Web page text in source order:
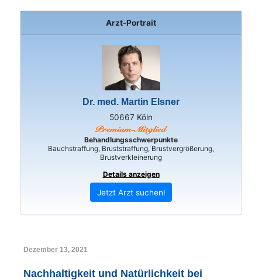
Arzt-Portrait
Dr. med. Martin Elsner
50667 Köln
Behandlungsschwerpunkte
Bauchstraffung, Bruststraffung, Brustvergrößerung,
Brustverkleinerung
Details anzeigen
Jetzt Arzt suchen!
Dezember 13, 2021
Nachhaltigkeit und Natürlichkeit bei